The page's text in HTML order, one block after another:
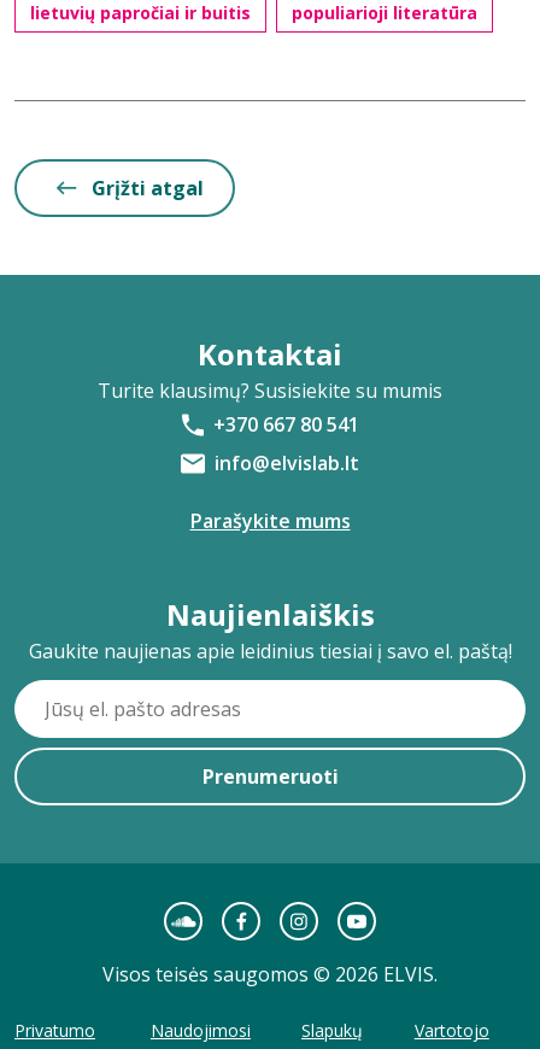
lietuvių papročiai ir buitis populiarioji literatūra
Grįžti atgal
Kontaktai
Turite klausimų? Susisiekite su mumis
+370 667 80 541
info@elvislab.lt
Parašykite mums
Naujienlaiškis
Gaukite naujienas apie leidinius tiesiai į savo el. paštą!
Prenumeruoti
Visos teisės saugomos © 2026 ELVIS.
Privatumo
Naudojimosi
Slapukų
Vartotojo